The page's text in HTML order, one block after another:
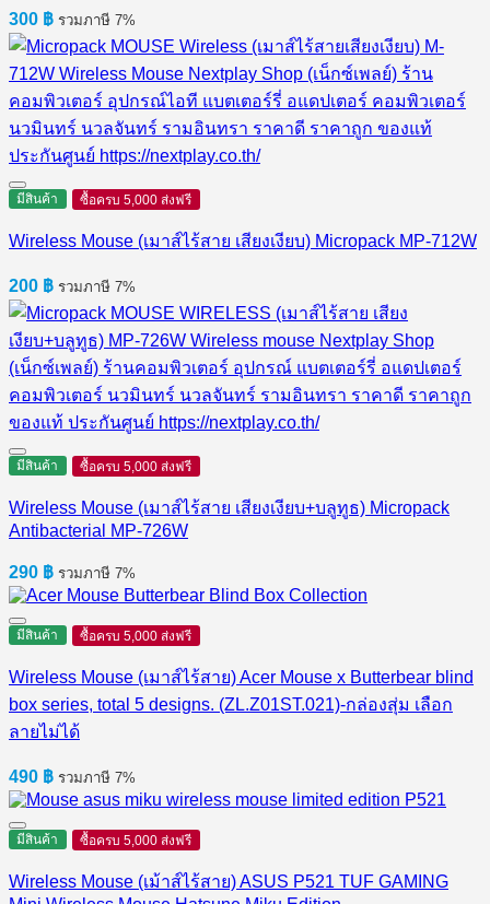
300 ฿ รวมภาษี 7%
มีสินค้า ซื้อครบ 5,000 ส่งฟรี
Wireless Mouse (เมาส์ไร้สาย เสียงเงียบ) Micropack MP-712W
200 ฿ รวมภาษี 7%
มีสินค้า ซื้อครบ 5,000 ส่งฟรี
Wireless Mouse (เมาส์ไร้สาย เสียงเงียบ+บลูทูธ) Micropack
Antibacterial MP-726W
290 ฿ รวมภาษี 7%
มีสินค้า ซื้อครบ 5,000 ส่งฟรี
Wireless Mouse (เมาส์ไร้สาย) Acer Mouse x Butterbear blind
box series, total 5 designs. (ZL.Z01ST.021)-กล่องสุ่ม เลือก
ลายไม่ได้
490 ฿ รวมภาษี 7%
มีสินค้า ซื้อครบ 5,000 ส่งฟรี
Wireless Mouse (เม้าส์ไร้สาย) ASUS P521 TUF GAMING